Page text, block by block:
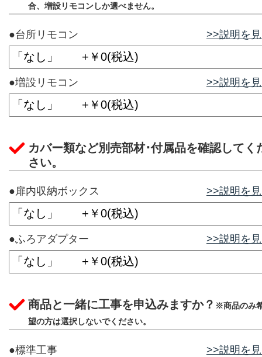
合、増設リモコンしか選べません。
●台所リモコン >>説明を
●増設リモコン >>説明を
カバー類など別売部材･付属品を確認してく
さい。
●扉内収納ボックス >>説明を
●ふろアダプター >>説明を
商品と一緒に工事を申込みますか？ ※商品のみ
望の方は選択しないでください。
●標準工事 >>説明を